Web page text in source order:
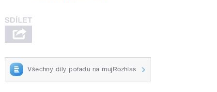
Všechny díly pořadu na mujRozhlas